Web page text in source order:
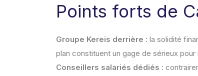
Points forts de
Groupe Kereis derrière : la solidité
plan constituent un gage de sérieux
Conseillers salariés dédiés :